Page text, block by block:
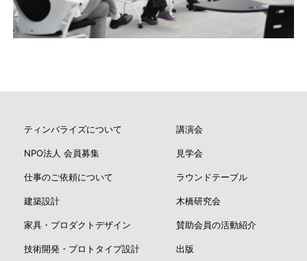
ティンバライズについて
NPO法人 会員募集
仕事のご依頼について
建築設計
家具・プロダクトデザイン
技術開発・プロトタイプ設計
講演会
見学会
ラウンドテーブル
木橋研究会
賛助会員の活動紹介
出版